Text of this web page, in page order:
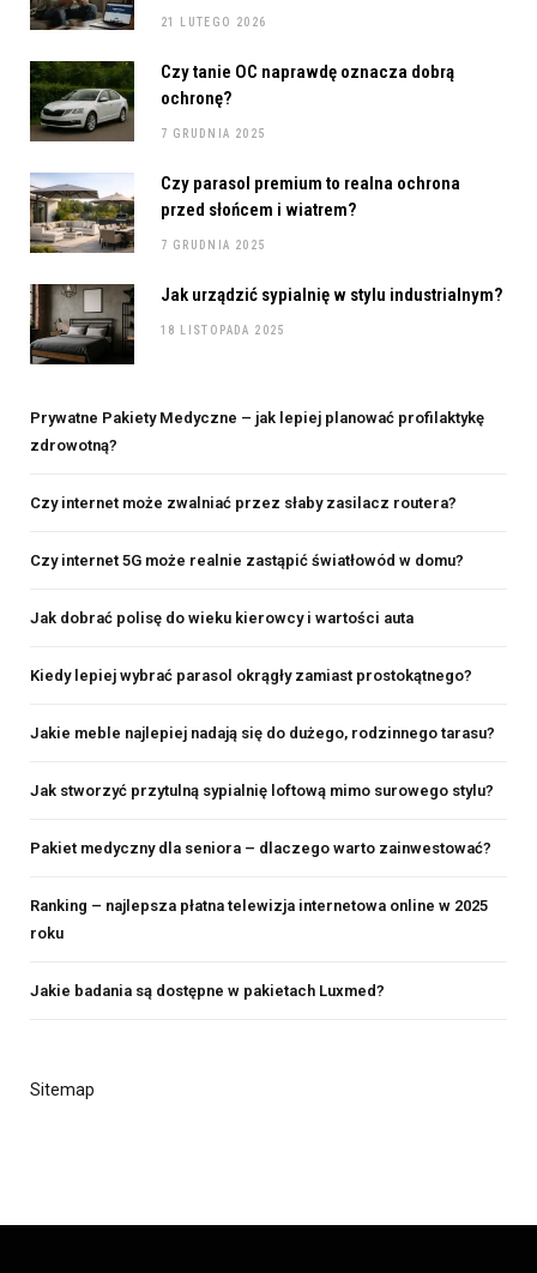
21 LUTEGO 2026
Czy tanie OC naprawdę oznacza dobrą
ochronę?
7 GRUDNIA 2025
Czy parasol premium to realna ochrona
przed słońcem i wiatrem?
7 GRUDNIA 2025
Jak urządzić sypialnię w stylu industrialnym?
18 LISTOPADA 2025
Prywatne Pakiety Medyczne – jak lepiej planować profilaktykę
zdrowotną?
Czy internet może zwalniać przez słaby zasilacz routera?
Czy internet 5G może realnie zastąpić światłowód w domu?
Jak dobrać polisę do wieku kierowcy i wartości auta
Kiedy lepiej wybrać parasol okrągły zamiast prostokątnego?
Jakie meble najlepiej nadają się do dużego, rodzinnego tarasu?
Jak stworzyć przytulną sypialnię loftową mimo surowego stylu?
Pakiet medyczny dla seniora – dlaczego warto zainwestować?
Ranking – najlepsza płatna telewizja internetowa online w 2025
roku
Jakie badania są dostępne w pakietach Luxmed?
Sitemap